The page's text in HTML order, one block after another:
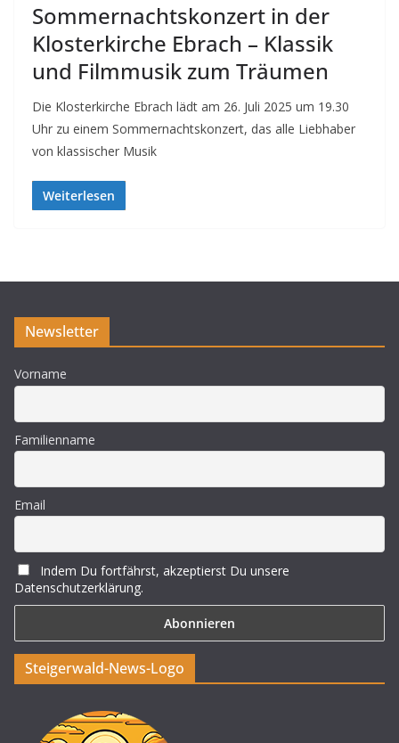
Sommernachtskonzert in der
Klosterkirche Ebrach – Klassik
und Filmmusik zum Träumen
Die Klosterkirche Ebrach lädt am 26. Juli 2025 um 19.30
Uhr zu einem Sommernachtskonzert, das alle Liebhaber
von klassischer Musik
Weiterlesen
Newsletter
Vorname
Familienname
Email
Indem Du fortfährst, akzeptierst Du unsere
Datenschutzerklärung.
Steigerwald-News-Logo